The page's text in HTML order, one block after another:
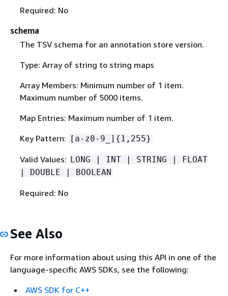
Required: No
schema
The TSV schema for an annotation store version.
Type: Array of string to string maps
Array Members: Minimum number of 1 item.
Maximum number of 5000 items.
Map Entries: Maximum number of 1 item.
Key Pattern: [a-z0-9_] { 1,255}
Valid Values: LONG | INT | STRING | FLOAT
| DOUBLE | BOOLEAN
Required: No
See Also
For more information about using this API in one of the
language-specific AWS SDKs, see the following:
AWS SDK for C++